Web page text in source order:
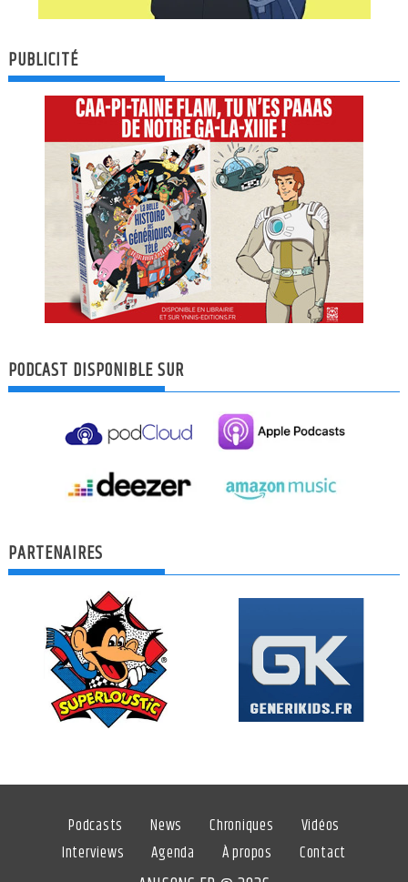
PUBLICITÉ
PODCAST DISPONIBLE SUR
PARTENAIRES
Podcasts News Chroniques
Vidéos
Interviews
Agenda À propos Contact